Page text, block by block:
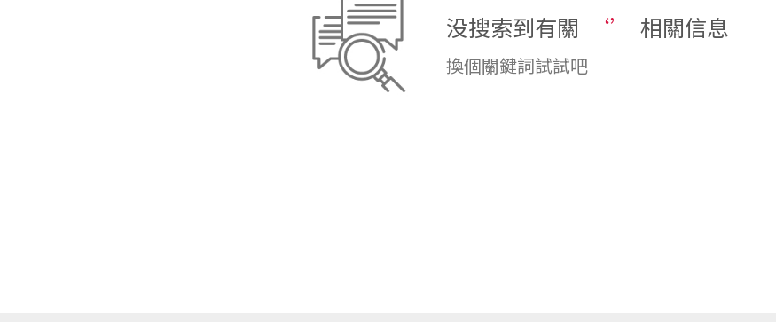
没搜索到有關 ‘’ 相關信息
換個關鍵詞試試吧